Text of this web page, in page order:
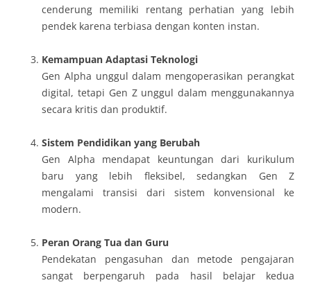
cenderung memiliki rentang perhatian yang lebih
pendek karena terbiasa dengan konten instan.
Kemampuan Adaptasi Teknologi
Gen Alpha unggul dalam mengoperasikan perangkat
digital, tetapi Gen Z unggul dalam menggunakannya
secara kritis dan produktif.
Sistem Pendidikan yang Berubah
Gen Alpha mendapat keuntungan dari kurikulum
baru yang lebih fleksibel, sedangkan Gen Z
mengalami transisi dari sistem konvensional ke
modern.
Peran Orang Tua dan Guru
Pendekatan pengasuhan dan metode pengajaran
sangat berpengaruh pada hasil belajar kedua